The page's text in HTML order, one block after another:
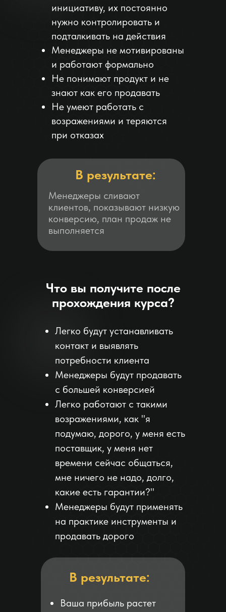
инициативу, их постоянно
нужно контролировать и
подталкивать на действия
Менеджеры не мотивированы
и работают формально
Не понимают продукт и не
знают как его продавать
Не умеют работать с
возражениями и теряются
при отказах
В результате:
Менеджеры сливают
клиентов, показывают низкую
конверсию, план продаж не
выполняется
Что вы получите после
прохождения курса?
Легко будут устанавливать
контакт и выявлять
потребности клиента
Менеджеры будут продавать
с большей конверсией
Легко работают с такими
возражениями, как "я
подумаю, дорого, у меня есть
поставщик, у меня нет
времени сейчас общаться,
мне ничего не надо, долго,
какие есть гарантии?"
Менеджеры будут применять
на практике инструменты и
продавать дорого
В результате:
Ваша прибыль растет